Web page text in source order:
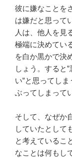
彼に嫌なことを
は嫌だと思って
人は、他人を見
極端に決めてい
を白か黒かで決
しょう。すると
い”と思ってし
ぶってしまって
そして、なぜか
していたとして
と考えているこ
なことは何もし